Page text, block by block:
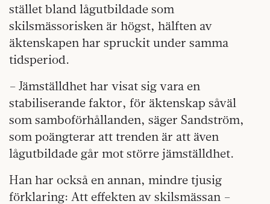
stället bland lågutbildade som
skilsmässorisken är högst, hälften av
äktenskapen har spruckit under samma
tidsperiod.
– Jämställdhet har visat sig vara en
stabiliserande faktor, för äktenskap såväl
som samboförhållanden, säger Sandström,
som poängterar att trenden är att även
lågutbildade går mot större jämställdhet.
Han har också en annan, mindre tjusig
förklaring: Att effekten av skilsmässan –